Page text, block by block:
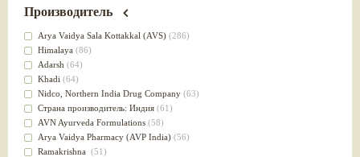
для суставов
Лечит опухоли и отеки(46)
Для медитации
выводит токсины
Для здоровья печени
Для тела(39)
для очищения крови(38)
При диабете(38)
Антиоксидант(37)
Для Капха(Кафа) доши
Производитель
Arya Vaidya Sala Kottakkal (AVS) (286)
Himalaya (86)
Adarsh (64)
Khadi (64)
Nidсo, Northern India Drug Company (63)
Страна производитель: Индия (61)
AVN Ayurveda Formulations (58)
Arya Vaidya Pharmacy (AVP India) (56)
Ramakrishna (51)